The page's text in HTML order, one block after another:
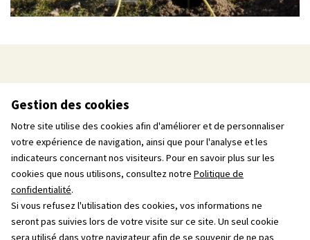
Nos références
Gestion des cookies
Notre site utilise des cookies afin d'améliorer et de personnaliser
votre expérience de navigation, ainsi que pour l'analyse et les
indicateurs concernant nos visiteurs. Pour en savoir plus sur les
cookies que nous utilisons, consultez notre Politique de
confidentialité.
Si vous refusez l'utilisation des cookies, vos informations ne
seront pas suivies lors de votre visite sur ce site. Un seul cookie
sera utilisé dans votre navigateur afin de se souvenir de ne pas